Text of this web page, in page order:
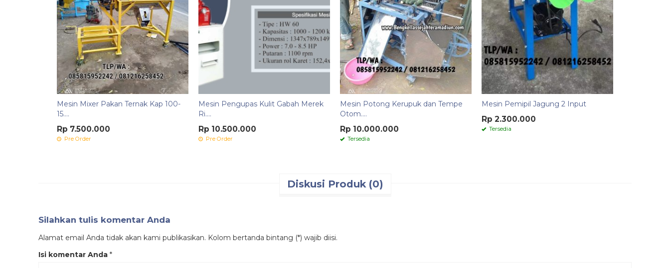
Mesin Mixer Pakan Ternak Kap 100-
15....
Rp 7.500.000
Pre Order
Mesin Pengupas Kulit Gabah Merek
Ri....
Rp 10.500.000
Pre Order
Mesin Potong Kerupuk dan Tempe
Otom....
Rp 10.000.000
Tersedia
Mesin Pemipil Jagung 2 Input
Rp 2.300.000
Tersedia
Diskusi Produk (0)
Silahkan tulis komentar Anda
Alamat email Anda tidak akan kami publikasikan. Kolom bertanda bintang (*) wajib diisi.
Isi komentar Anda *